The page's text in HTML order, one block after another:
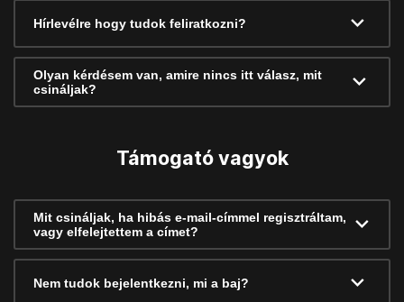
Hírlevélre hogy tudok feliratkozni?
Olyan kérdésem van, amire nincs itt válasz, mit
csináljak?
Támogató vagyok
Mit csináljak, ha hibás e-mail-címmel regisztráltam,
vagy elfelejtettem a címet?
Nem tudok bejelentkezni, mi a baj?